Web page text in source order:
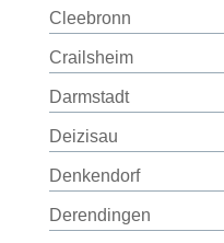
Cleebronn
Crailsheim
Darmstadt
Deizisau
Denkendorf
Derendingen